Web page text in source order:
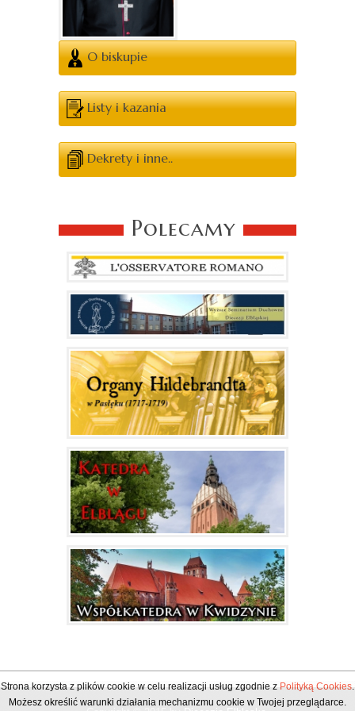
O biskupie
Listy i kazania
Dekrety i inne..
Polecamy
Strona korzysta z plików cookie w celu realizacji usług zgodnie zPolityką Cookies.
Możesz określić warunki działania mechanizmu cookie w Twojej przeglądarce.